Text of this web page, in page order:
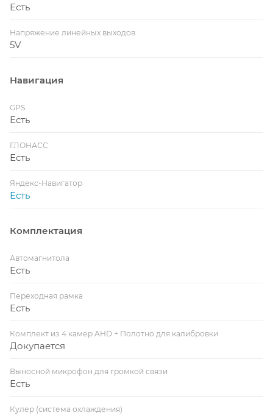
Есть
Напряжение линейных выходов
5V
Навигация
GPS
Есть
ГЛОНАСС
Есть
Яндекс-Навигатор
Есть
Комплектация
Автомагнитола
Есть
Переходная рамка
Есть
Комплект из 4 камер AHD + Полотно для калибровки
Докупается
Выносной микрофон для громкой связи
Есть
Кулер (система охлаждения)